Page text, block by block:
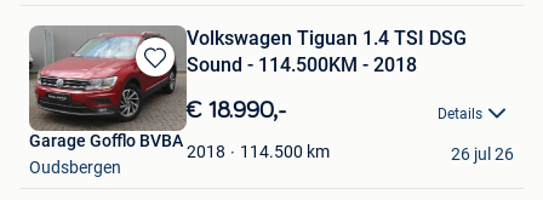
Bewaren
in
Mijn
Favorieten
Volkswagen Tiguan 1.4 TSI DSG
Sound - 114.500KM - 2018
€ 18.990,- Details
2018 114.500 km
Garage Gofflo BVBA
Oudsbergen
26 jul 26